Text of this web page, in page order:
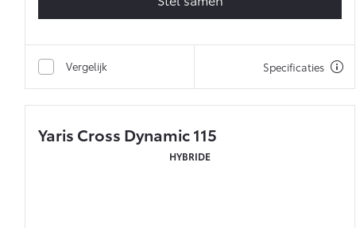
Vergelijk Specificaties
Yaris Cross Dynamic 115
HYBRIDE